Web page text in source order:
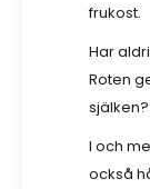
frukost.
Har
Roten
själken?
I och
också